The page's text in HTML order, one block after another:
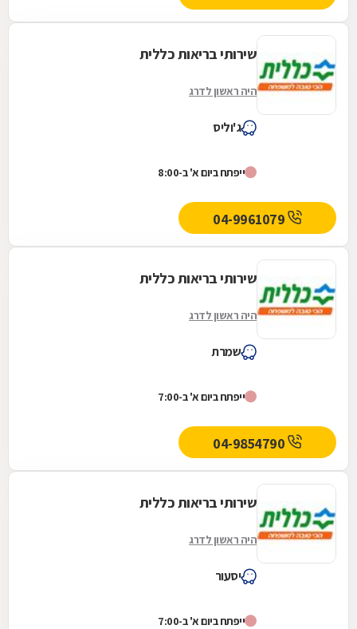
שירותי בריאות כללית
היה ראשון לדרג
ג'וליס
ייפתח ביום א' ב-8:00
שירותי בריאות כללית
היה ראשון לדרג
שמרת
ייפתח ביום א' ב-7:00
שירותי בריאות כללית
היה ראשון לדרג
יסעור
ייפתח ביום א' ב-7:00